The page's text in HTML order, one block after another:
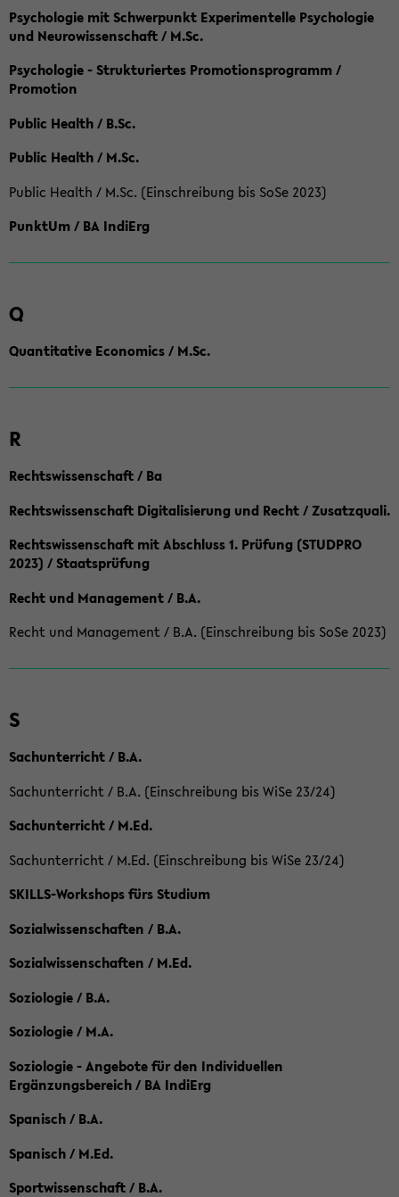
Psychologie mit Schwerpunkt Experimentelle Psychologie
und Neurowissenschaft / M.Sc.
Psychologie - Strukturiertes Promotionsprogramm /
Promotion
Public Health / B.Sc.
Public Health / M.Sc.
Public Health / M.Sc. (Einschreibung bis SoSe 2023)
PunktUm / BA IndiErg
Q
Quantitative Economics / M.Sc.
R
Rechtswissenschaft / Ba
Rechtswissenschaft Digitalisierung und Recht / Zusatzquali.
Rechtswissenschaft mit Abschluss 1. Prüfung (STUDPRO
2023) / Staatsprüfung
Recht und Management / B.A.
Recht und Management / B.A. (Einschreibung bis SoSe 2023)
S
Sachunterricht / B.A.
Sachunterricht / B.A. (Einschreibung bis WiSe 23/24)
Sachunterricht / M.Ed.
Sachunterricht / M.Ed. (Einschreibung bis WiSe 23/24)
SKILLS-Workshops fürs Studium
Sozialwissenschaften / B.A.
Sozialwissenschaften / M.Ed.
Soziologie / B.A.
Soziologie / M.A.
Soziologie - Angebote für den Individuellen
Ergänzungsbereich / BA IndiErg
Spanisch / B.A.
Spanisch / M.Ed.
Sportwissenschaft / B.A.